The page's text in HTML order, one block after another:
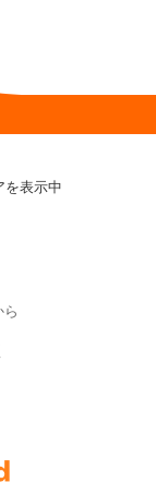
を表示中
ら